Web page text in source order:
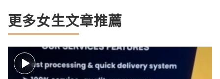
更多女生文章推薦